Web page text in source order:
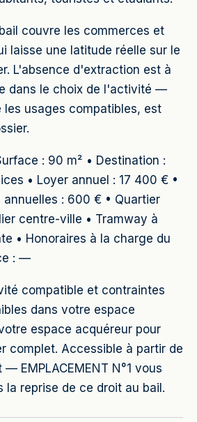
couvre les commerces et
laisse une latitude réelle sur le
L'absence d'extraction est à
dans le choix de l'activité —
les usages compatibles, est
: 90 m² • Destination :
• Loyer annuel : 17 400 € •
: 600 € • Quartier
centre-ville • Tramway à
• Honoraires à la charge du
: —
compatible et contraintes
dans votre espace
espace acquéreur pour
complet. Accessible à partir de
EMPLACEMENT N°1 vous
la reprise de ce droit au bail.